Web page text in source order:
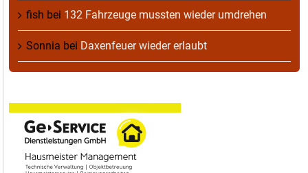
fish bei 132 Fahrzeuge mussten wieder umdrehen
Sonnia bei Daxenfeuer wieder erlaubt